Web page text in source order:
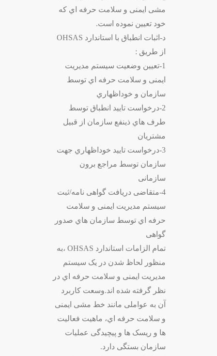
مشی ایمنی و سلامت حرفه اي که
خود تعیین نموده است.
د-اثبات انطباق با استاندارد OHSAS
از طریق :
1-تعیین وضعیت سیستم مدیریت
ایمنی و سلامت حرفه اي توسط
سازمان و خوداظهاري
2-درخواست تایید انطباق توسط
طرف هاي ذینفع سازمان از قبیل
مشتریان
3-درخواست تایید خوداظهاري جهت
سازمان توسط مراجع برون
سازمانی
4-متقاضی دریافت گواهی نامه/ثبت
سیستم مدیریت ایمنی و سلامت
حرفه اي توسط سازمان هاي صدور
گواهی
تمام الزامات استاندارد OHSAS ،به
منظور لحاظ شدن در یک سیستم
مدیریت ایمنی و سلامت حرفه اي در
نظر گرفته شده اند.وسعت کاربرد
آن به عواملی مانند خط مشی ایمنی
و سلامت حرفه اي، ماهیت فعالیت
ها و ریسک ها و پیچیدگی عملیات
سازمان بستگی دارد.